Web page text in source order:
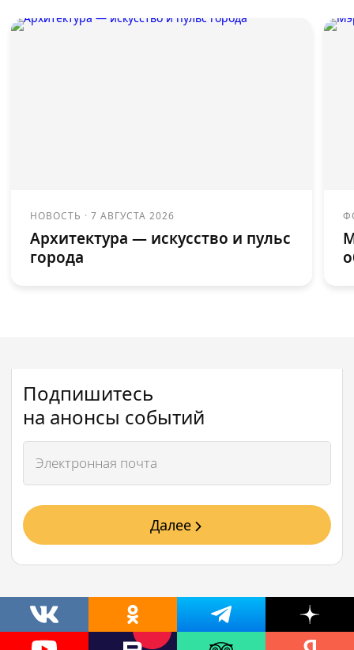
НОВОСТЬ ·7 АВГУСТА 2026
Архитектура — искусство и пульс
города
Подпишитесь
на анонсы событий
Далее